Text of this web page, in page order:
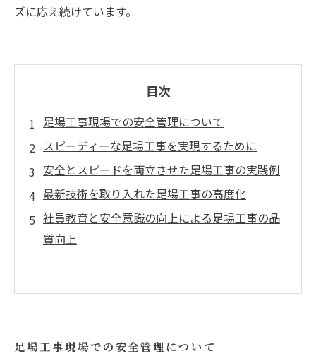
ズに応え続けています。
目次
足場工事現場での安全管理について
スピーディーな足場工事を実現するために
安全とスピードを両立させた足場工事の実践例
最新技術を取り入れた足場工事の高度化
社員教育と安全意識の向上による足場工事の品
質向上
足場工事現場での安全管理について